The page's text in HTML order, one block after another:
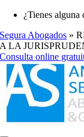
Saltar
contenido
¿Tienes
Segura Abogados »
A LA
Consulta online